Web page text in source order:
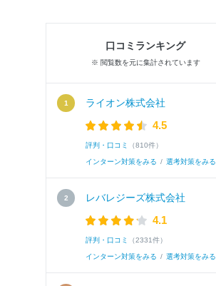
口コミランキング
※ 閲覧数を元に集計されています
ライオン株式会社
4.5
評判・口コミ （810件）
インターン対策をみる / 選考対策をみる
レバレジーズ株式会社
4.1
評判・口コミ （2331件）
インターン対策をみる / 選考対策をみる